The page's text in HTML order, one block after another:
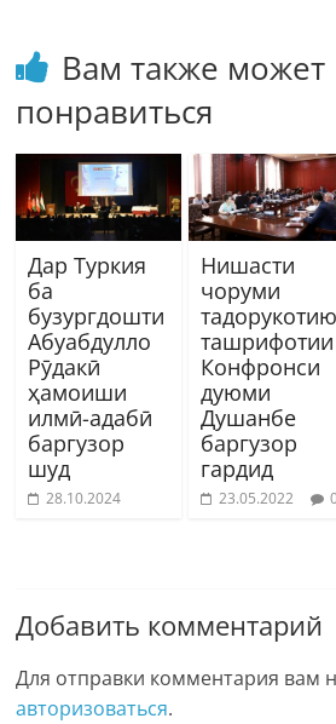
Вам также может
понравиться
Дар Туркия
ба
бузургдошти
Абуабдулло
Рӯдакӣ
ҳамоиши
илмӣ-адабӣ
баргузор
шуд
28.10.2024
Нишасти
чоруми
тадорукотию
ташрифотии
Конфронси
дуюми
Душанбе
баргузор
гардид
23.05.2022
Добавить комментарий
Для отправки комментария вам
авторизоваться.